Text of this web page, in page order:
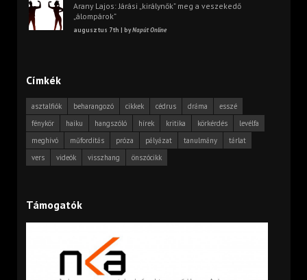
Arany Lajos: Járási „királynők” meg a veszekedő
„álompárok”
augusztus 7th | byNapút Online
Címkék
asztalfiók beharangozó cikkek cédrus dráma
esszé
fénykör
haiku hangszóló hírek kritika körkérdés
levélfa
meghívó
műfordítás próza pályázat tanulmány
tárlat
vers
videók visszhang önszócikk
Támogatók